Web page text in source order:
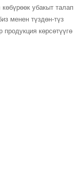
убакыт талап
менен түздөн-түз
көрсөтүүгө